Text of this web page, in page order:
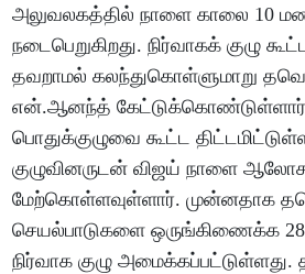
அலுவலகத்தில் நாளை காலை 10
நடைபெறுகிறது. நிர்வாகக் குழு
தவறாமல் கலந்துகொள்ளுமாறு
என்.ஆனந்த் கேட்டுக்கொண்டுள்ளார்.
பொதுக்குழுவை கூட்ட
குழுவினருடன் விஜய் நாளை
மேற்கொள்ளவுள்ளார். முன்னதாக
செயல்பாடுகளை ஒருங்கிணைக்க
நிர்வாக குழு